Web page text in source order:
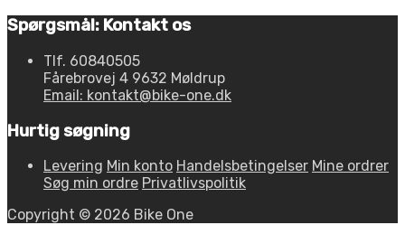
Spørgsmål: Kontakt os
Tlf. 60840505
Fårebrovej 4 9632 Møldrup
Email: kontakt@bike-one.dk
Hurtig søgning
Levering Min konto Handelsbetingelser Mine ordrer
Søg min ordre Privatlivspolitik
Copyright © 2026 Bike One